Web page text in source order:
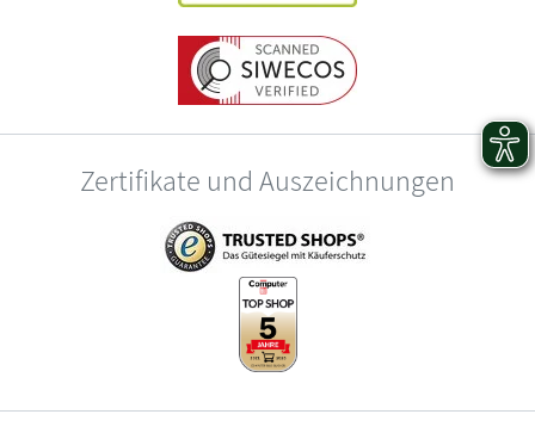
Zertifikate und Auszeichnungen